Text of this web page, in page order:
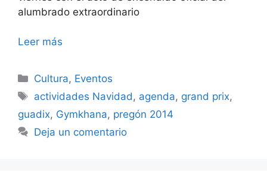
alumbrado extraordinario
Leer más
Categorías
Cultura, Eventos
Etiquetas
actividades Navidad, agenda, grand prix,
guadix, Gymkhana, pregón 2014
Deja un comentario